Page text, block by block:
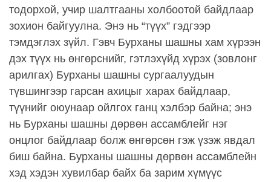
тодорхой, учир шалтгааны холбоотой байдлаар
зохион байгуулна. Энэ нь “түүх” гэдгээр
тэмдэглэх зүйл. Гэвч Бурханы шашны хам хүрээн
дэх түүх нь өнгөрснийг, гэтлэхүйд хүрэх (зовлонг
арилгах) Бурханы шашны сургаалуудын
түвшингээр гарсан ахицыг харах байдлаар,
түүнийг оюунаар ойлгох ганц хэлбэр байна; энэ
нь Бурханы шашны дөрвөн ассамблейг нэг
онцлог байдлаар болж өнгөрсөн гэж үзэж явдал
биш байна. Бурханы шашны дөрвөн ассамблейн
хэд хэдэн хувилбар байх ба зарим хүмүүс